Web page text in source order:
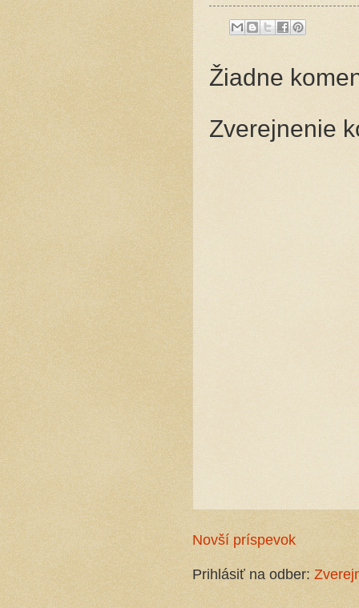
Žiadne
Zverejnenie
Novší príspevok
Prihlásiť na odber: